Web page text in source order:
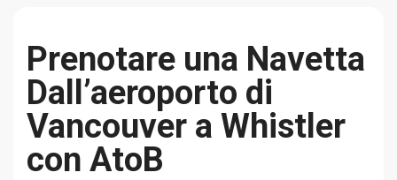
Prenotare una Navetta
Dall’aeroporto di
Vancouver a Whistler
con AtoB